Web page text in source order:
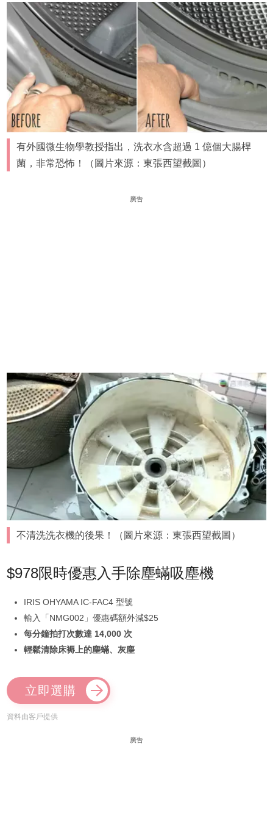
有外國微生物學教授指出，洗衣水含超過 1 億個大腸桿
菌，非常恐怖！（圖片來源：東張西望截圖）
廣告
不清洗洗衣機的後果！（圖片來源：東張西望截圖）
$978限時優惠入手除塵蟎吸塵機
IRIS OHYAMA IC-FAC4 型號
輸入「NMG002」優惠碼額外減$25
每分鐘拍打次數達 14,000 次
輕鬆清除床褥上的塵蟎、灰塵
立即選購
資料由客戶提供
廣告